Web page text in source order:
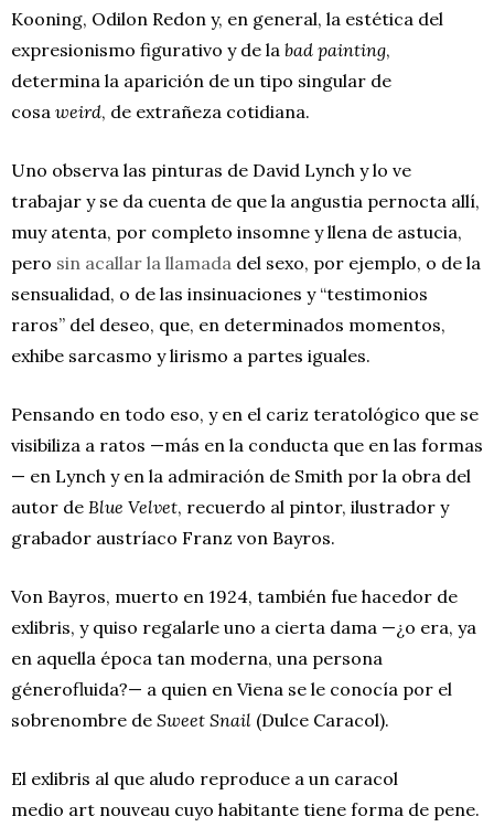
Kooning, Odilon Redon y, en general, la estética del
expresionismo figurativo y de la bad painting,
determina la aparición de un tipo singular de
cosa weird, de extrañeza cotidiana.
Uno observa las pinturas de David Lynch y lo ve
trabajar y se da cuenta de que la angustia pernocta allí,
muy atenta, por completo insomne y llena de astucia,
pero sin acallar la llamada del sexo, por ejemplo, o de la
sensualidad, o de las insinuaciones y “testimonios
raros” del deseo, que, en determinados momentos,
exhibe sarcasmo y lirismo a partes iguales.
Pensando en todo eso, y en el cariz teratológico que se
visibiliza a ratos —más en la conducta que en las formas
— en Lynch y en la admiración de Smith por la obra del
autor de Blue Velvet, recuerdo al pintor, ilustrador y
grabador austríaco Franz von Bayros.
Von Bayros, muerto en 1924, también fue hacedor de
exlibris, y quiso regalarle uno a cierta dama —¿o era, ya
en aquella época tan moderna, una persona
génerofluida?— a quien en Viena se le conocía por el
sobrenombre de Sweet Snail (Dulce Caracol).
El exlibris al que aludo reproduce a un caracol
medio art nouveau cuyo habitante tiene forma de pene.